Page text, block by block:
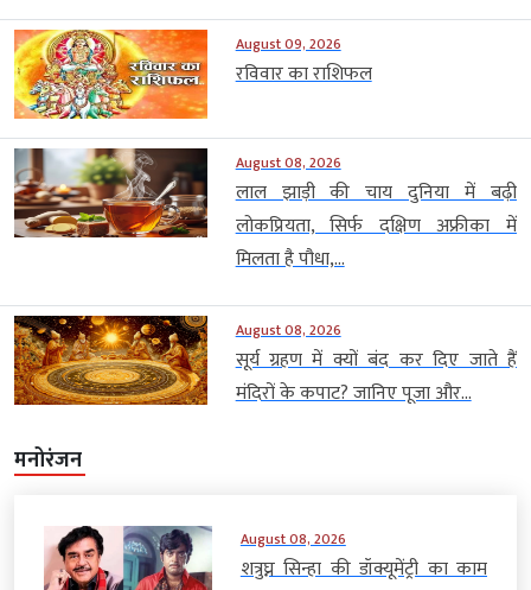
August 09, 2026
रविवार का राशिफल
August 08, 2026
लाल झाड़ी की चाय दुनिया में बढ़ी
लोकप्रियता, सिर्फ दक्षिण अफ्रीका में
मिलता है पौधा,...
August 08, 2026
सूर्य ग्रहण में क्यों बंद कर दिए जाते हैं
मंदिरों के कपाट? जानिए पूजा और...
मनोरंजन
August 08, 2026
शत्रुघ्न सिन्हा की डॉक्यूमेंट्री का काम